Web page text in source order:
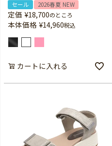
セール 2026春夏 NEW
定価 ¥18,700のところ
本体価格 ¥14,960税込
カートに入れる